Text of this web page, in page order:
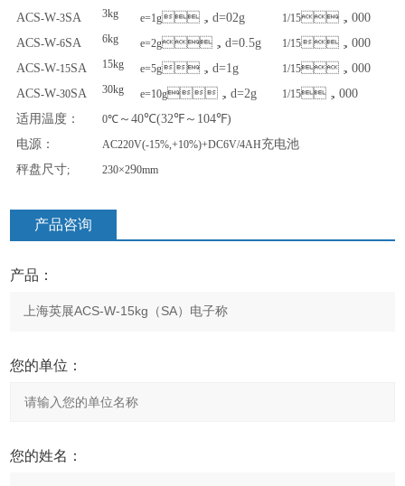
ACS-W-3SA 3kg e=1g，d=02g 1/15，000
ACS-W-6SA 6kg e=2g，d=0.5g 1/15，000
ACS-W-15SA 15kg e=5g，d=1g 1/15，000
ACS-W-30SA 30kg e=10g，d=2g 1/15，000
适用温度：
0℃ ～40℃(32℉ ～ 104℉)
电源：
AC220V(-15%,+10%)+DC6V/4AH充电池
秤盘尺寸; 230×290mm
产品咨询
产品：
您的单位：
您的姓名：